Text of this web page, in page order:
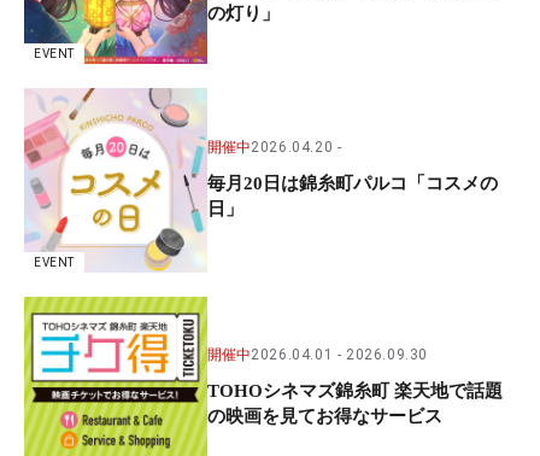
EVENT
の灯り」
EVENT
開催中2026.04.20
毎月20日は錦糸町パルコ「コスメの
日」
開催中2026.04.01 2026.09.30
TOHOシネマズ錦糸町 楽天地で話題
の映画を見てお得なサービス